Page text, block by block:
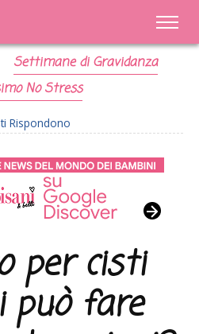
Settimane di Gravidanza
No Stress
Rispondono
per cisti
può fare